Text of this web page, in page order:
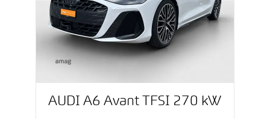
AUDI A6 Avant TFSI 270 kW